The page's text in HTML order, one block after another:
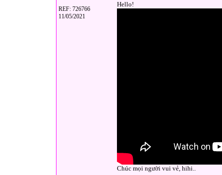
REF: 726766
11/05/2021
Hello!
Chúc mọi người vui vẻ, hihi..